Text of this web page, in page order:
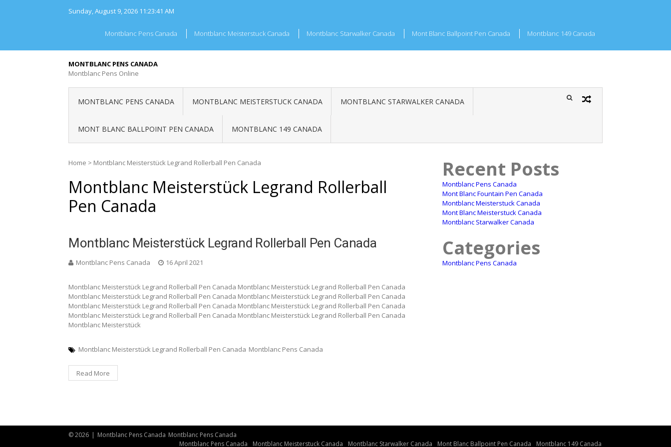
Sunday, August 9, 2026 11:23:41 AM
Montblanc Pens Canada Montblanc Meisterstuck Canada Montblanc Starwalker Canada Mont Blanc Ballpoint Pen Canada Montblanc 149 Canada
MONTBLANC PENS CANADA
Montblanc Pens Online
MONTBLANC PENS CANADA MONTBLANC MEISTERSTUCK CANADA MONTBLANC STARWALKER CANADA
MONT BLANC BALLPOINT PEN CANADA MONTBLANC 149 CANADA
Home > Montblanc Meisterstück Legrand Rollerball Pen Canada
Montblanc Meisterstück Legrand Rollerball
Pen Canada
Montblanc Meisterstück Legrand Rollerball Pen Canada
Montblanc Pens Canada 16 April 2021
Montblanc Meisterstück Legrand Rollerball Pen Canada Montblanc Meisterstück Legrand Rollerball Pen Canada
Montblanc Meisterstück Legrand Rollerball Pen Canada Montblanc Meisterstück Legrand Rollerball Pen Canada
Montblanc Meisterstück Legrand Rollerball Pen Canada Montblanc Meisterstück Legrand Rollerball Pen Canada
Montblanc Meisterstück Legrand Rollerball Pen Canada Montblanc Meisterstück Legrand Rollerball Pen Canada
Montblanc Meisterstück
Montblanc Meisterstück Legrand Rollerball Pen Canada Montblanc Pens Canada
Read More
Recent Posts
Montblanc Pens Canada
Mont Blanc Fountain Pen Canada
Montblanc Meisterstuck Canada
Mont Blanc Meisterstuck Canada
Montblanc Starwalker Canada
Categories
Montblanc Pens Canada
© 2026 | Montblanc Pens Canada Montblanc Pens Canada
Montblanc Pens Canada
Montblanc Meisterstuck Canada Montblanc Starwalker Canada Mont Blanc Ballpoint Pen Canada Montblanc 149 Canada